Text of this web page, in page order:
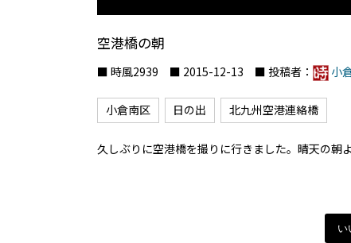
空港橋の朝
■ 時風2939 ■ 2015-12-13 ■ 投稿者： 小
小倉南区 日の出 北九州空港連絡橋
久しぶりに空港橋を撮りに行きました。晴天の朝
い